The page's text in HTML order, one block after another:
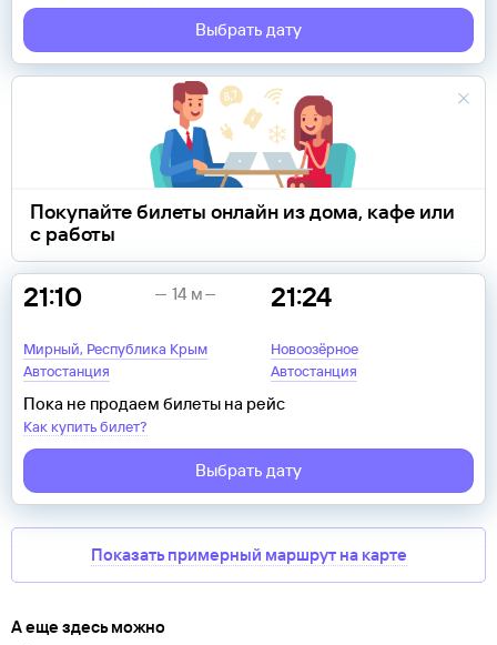
Выбрать дату
Покупайте билеты онлайн из дома, кафе или
с работы
21:10
Мирный, Республика Крым
Автостанция
21:24
Новоозёрное
Автостанция
14 м
Пока не продаем билеты на рейс
Как купить билет?
Выбрать дату
Показать примерный маршрут на карте
А еще здесь можно